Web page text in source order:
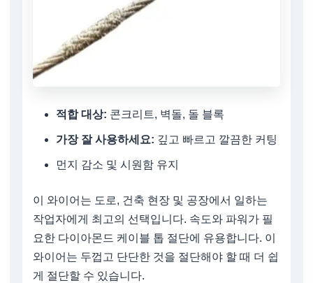
적합 대상: 콘크리트, 벽돌, 돌 블록
가장 잘 사용하세요: 깊고 빠르고 깔끔한 커팅
먼지 감소 및 시원함 유지
이 와이어는 도로, 건축 현장 및 공장에서 일하는
작업자에게 최고의 선택입니다. 속도와 파워가 필
요한 다이아몬드 케이블 톱 절단에 유용합니다. 이
와이어는 두껍고 단단한 것을 절단해야 할 때 더 쉽
게 절단할 수 있습니다.